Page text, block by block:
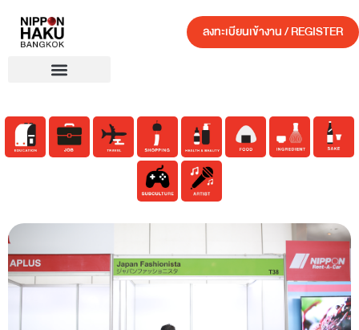
ลงทะเบียนเข้างาน / REGISTER